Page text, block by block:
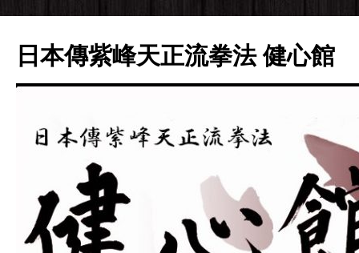
日本傳紫峰天正流拳法 健心館